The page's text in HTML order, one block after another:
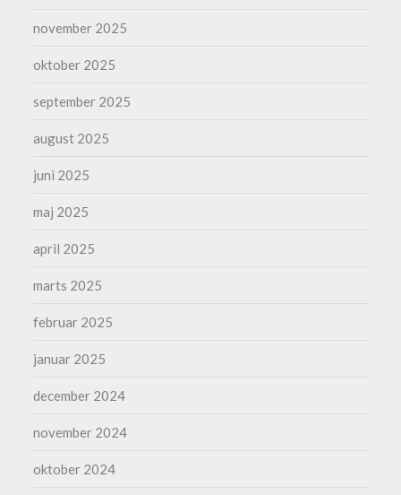
november 2025
oktober 2025
september 2025
august 2025
juni 2025
maj 2025
april 2025
marts 2025
februar 2025
januar 2025
december 2024
november 2024
oktober 2024